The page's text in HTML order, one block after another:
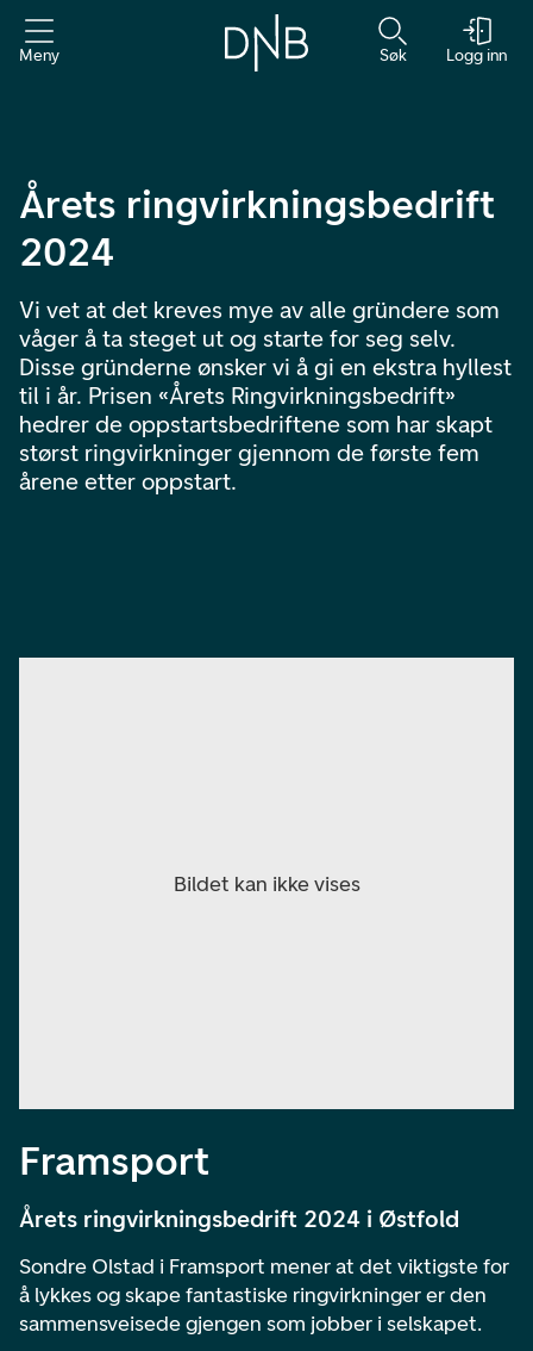
Meny Søk Logg inn
Årets ringvirknings­bedrift
2024
Vi vet at det kreves mye av alle gründere som
våger å ta steget ut og starte for seg selv.
Disse gründerne ønsker vi å gi en ekstra hyllest
til i år. Prisen «Årets Ringvirkningsbedrift»
hedrer de oppstartsbedriftene som har skapt
størst ringvirkninger gjennom de første fem
årene etter oppstart.
Framsport
Årets ringvirkningsbedrift 2024 i Østfold
Sondre Olstad i Framsport mener at det viktigste for
å lykkes og skape fantastiske ringvirkninger er den
sammensveisede gjengen som jobber i selskapet.